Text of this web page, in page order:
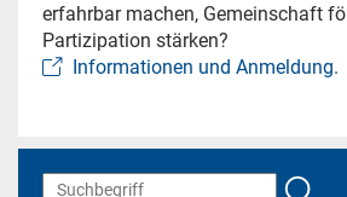
erfahrbar machen, Gemeinschaft
Partizipation stärken?
Informationen und Anmeldung.